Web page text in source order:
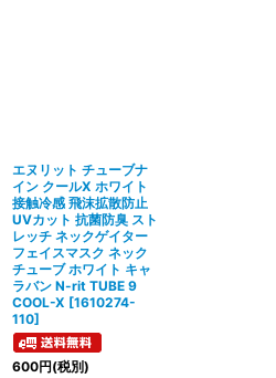
エヌリット チューブナ
イン クールX ホワイト
接触冷感 飛沫拡散防止
UVカット 抗菌防臭 スト
レッチ ネックゲイター
フェイスマスク ネック
チューブ ホワイト キャ
ラバン N-rit TUBE 9
COOL-X [1610274-
110]
600円(税別)